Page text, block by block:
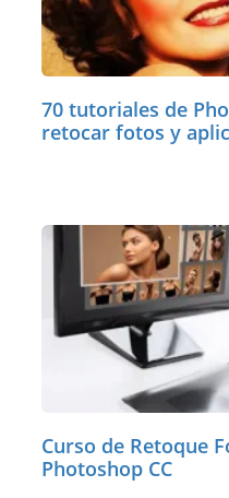
70 tutoriales de
retocar fotos y
Curso de Retoque
Photoshop CC